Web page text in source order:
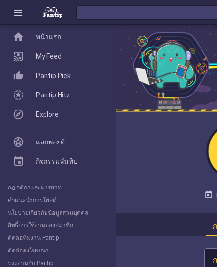
menu
today
home
Pantip Pick
Explore
home หน้าแรก
My Feed
Pantip Pick
Pantip Hitz
Explore
แลกพอยต์
กิจกรรมพันทิป
กฎ กติกาและมารยาท
คำแนะนำการโพสต์
นโยบายเกี่ยวกับข้อมูลส่วนบุคคล
สิทธิ์การใช้งานของสมาชิก
ติดต่อทีมงาน Pantip
ติดต่อลงโฆษณา
ร่วมงานกับ Pantip